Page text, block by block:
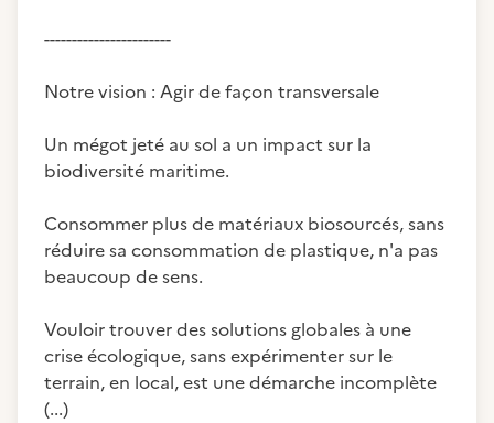
-----------------------
Notre vision : Agir de façon transversale
Un mégot jeté au sol a un impact sur la
biodiversité maritime.
Consommer plus de matériaux biosourcés, sans
réduire sa consommation de plastique, n'a pas
beaucoup de sens.
Vouloir trouver des solutions globales à une
crise écologique, sans expérimenter sur le
terrain, en local, est une démarche incomplète
(...)